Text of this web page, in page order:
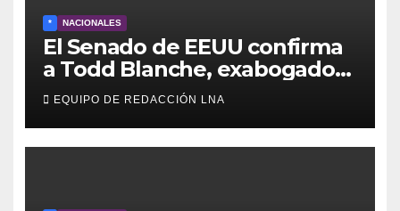
* NACIONALES
El Senado de EEUU confirma
a Todd Blanche, exabogado
de Trump, como fiscal
general
EQUIPO DE REDACCIÓN LNA